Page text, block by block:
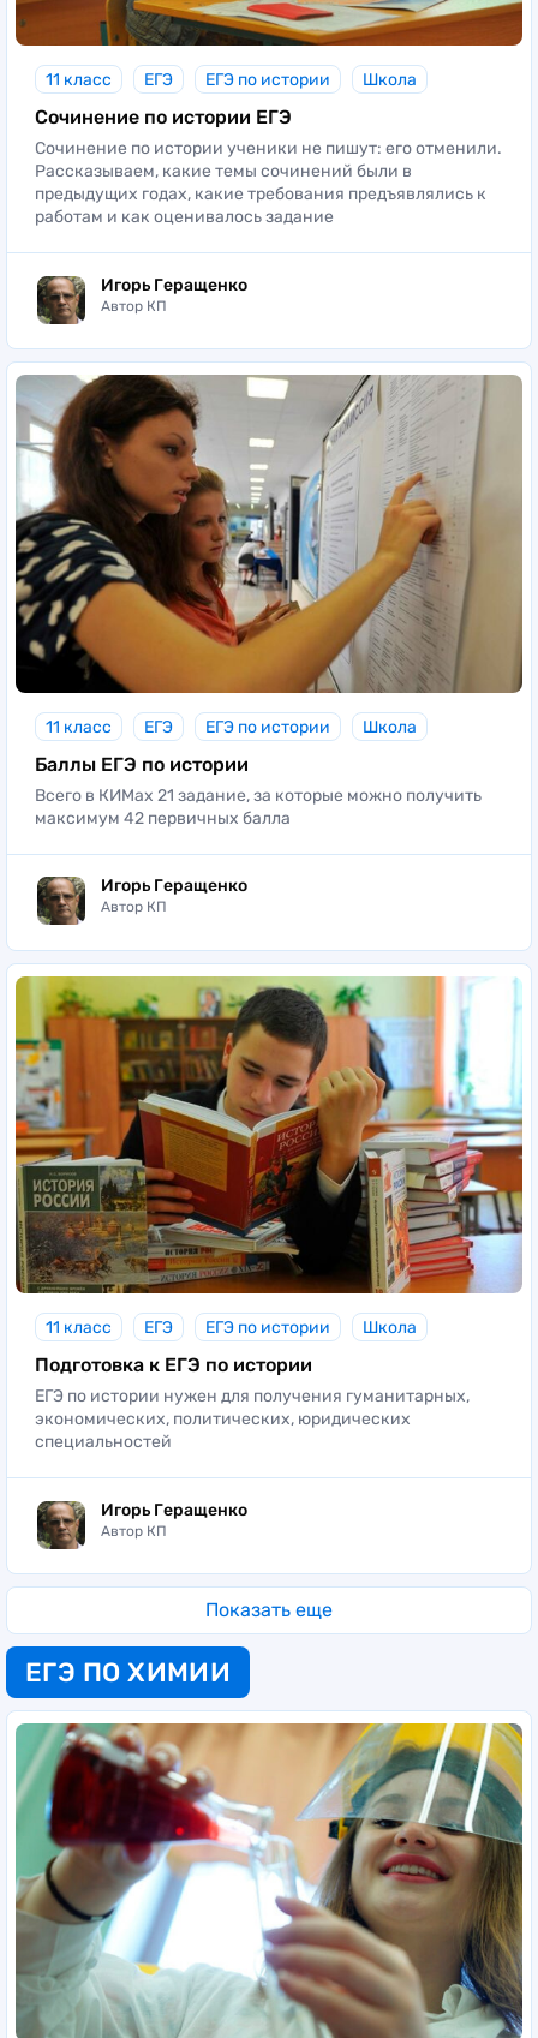
11 класс ЕГЭ ЕГЭ по истории Школа
Сочинение по истории ЕГЭ
Сочинение по истории ученики не пишут: его отменили.
Рассказываем, какие темы сочинений были в
предыдущих годах, какие требования предъявлялись к
работам и как оценивалось задание
Игорь Геращенко
Автор КП
11 класс ЕГЭ ЕГЭ по истории Школа
Баллы ЕГЭ по истории
Всего в КИМах 21 задание, за которые можно получить
максимум 42 первичных балла
Игорь Геращенко
Автор КП
11 класс ЕГЭ ЕГЭ по истории Школа
Подготовка к ЕГЭ по истории
ЕГЭ по истории нужен для получения гуманитарных,
экономических, политических, юридических
специальностей
Игорь Геращенко
Автор КП
Показать еще
ЕГЭ ПО ХИМИИ